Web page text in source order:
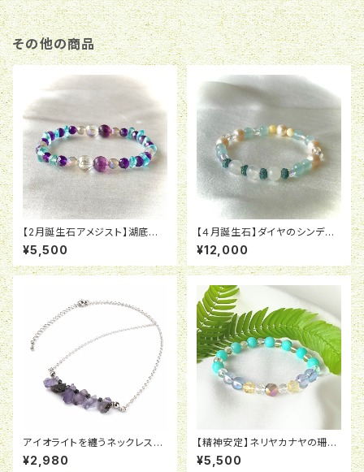
その他の商品
【2月誕生石アメジスト】湖底の
青トンボの化石
¥5,500
【４月誕生石】ダイヤのシンデレ
ラ【ダイヤモンド】
¥12,000
アイオライトを纏うネックレス【P
Pシリーズ】
¥2,980
【精神安定】ネリヤカナヤの珊瑚
礁
¥5,500